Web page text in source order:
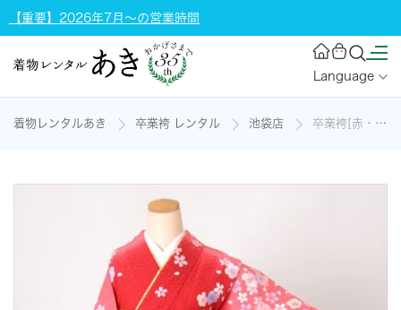
【重要】2026年7月～の営業時間
Language
着物レンタルあき 卒業袴 レンタル 池袋店 卒業袴[赤・桜柄]の着物レンタル